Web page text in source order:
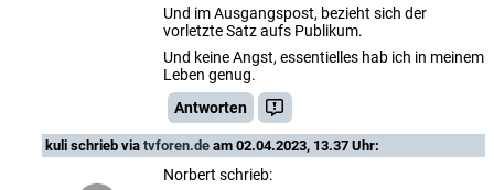
Und im Ausgangspost, bezieht sich der
vorletzte Satz aufs Publikum.
Und keine Angst, essentielles hab ich in meinem
Leben genug.
Antworten
kuli schrieb via tvforen.de am 02.04.2023, 13.37 Uhr:
Norbert schrieb: